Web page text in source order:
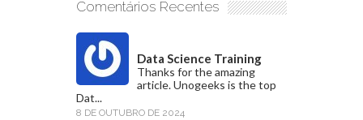
Comentários Recentes
Data Science Training
Thanks for the amazing
article. Unogeeks is the top
Dat...
8 DE OUTUBRO DE 2024